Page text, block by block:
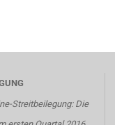
Streitbeilegung: Die